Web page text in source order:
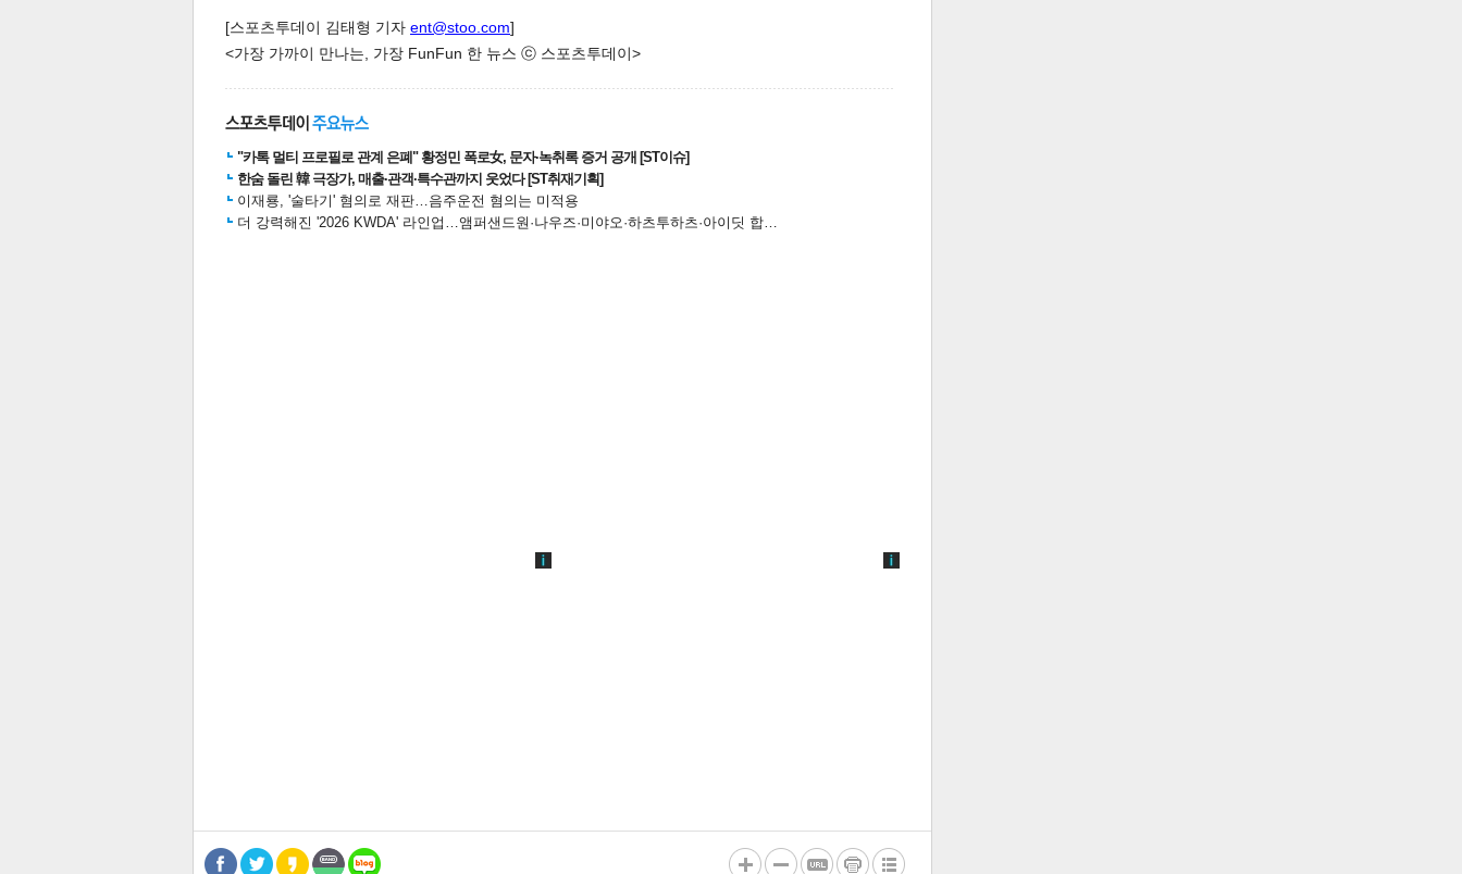
[스포츠투데이 김태형 기자 ent@stoo.com]
<가장 가까이 만나는, 가장 FunFun 한 뉴스 ⓒ 스포츠투데이>
"카톡 멀티 프로필로 관계 은폐" 황정민 폭로女, 문자·녹취록 증거 공개 [ST이슈]
한숨 돌린 韓 극장가, 매출·관객·특수관까지 웃었다 [ST취재기획]
이재룡, '술타기' 혐의로 재판…음주운전 혐의는 미적용
더 강력해진 '2026 KWDA' 라인업…앰퍼샌드원·나우즈·미야오·하츠투하츠·아이딧 합…